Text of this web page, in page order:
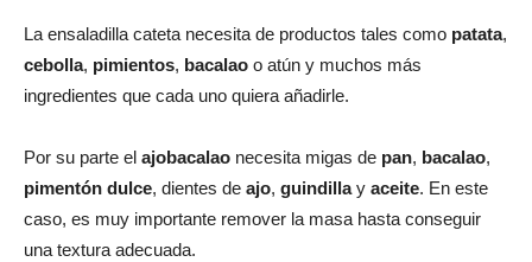
La ensaladilla cateta necesita de productos tales como patata,
cebolla, pimientos, bacalao o atún y muchos más
ingredientes que cada uno quiera añadirle.
Por su parte el ajobacalao necesita migas de pan, bacalao,
pimentón dulce, dientes de ajo, guindillay aceite. En este
caso, es muy importante remover la masa hasta conseguir
una textura adecuada.